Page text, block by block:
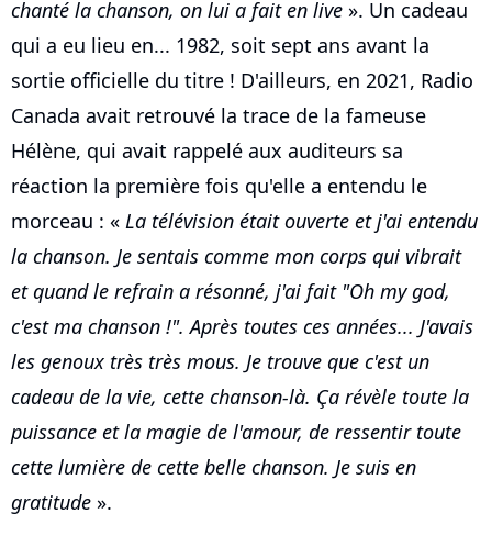
chanté la chanson, on lui a fait en live ». Un cadeau
qui a eu lieu en... 1982, soit sept ans avant la
sortie officielle du titre ! D'ailleurs, en 2021, Radio
Canada avait retrouvé la trace de la fameuse
Hélène, qui avait rappelé aux auditeurs sa
réaction la première fois qu'elle a entendu le
morceau : « La télévision était ouverte et j'ai entendu
la chanson. Je sentais comme mon corps qui vibrait
et quand le refrain a résonné, j'ai fait "Oh my god,
c'est ma chanson !". Après toutes ces années... J'avais
les genoux très très mous. Je trouve que c'est un
cadeau de la vie, cette chanson-là. Ça révèle toute la
puissance et la magie de l'amour, de ressentir toute
cette lumière de cette belle chanson. Je suis en
gratitude ».